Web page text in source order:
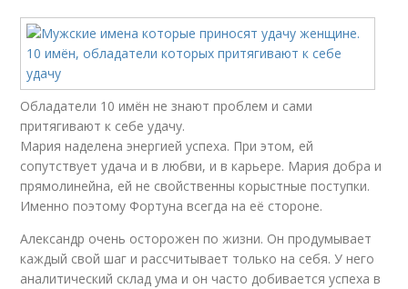
Обладатели 10 имён не знают проблем и сами
притягивают к себе удачу.
Мария наделена энергией успеха. При этом, ей
сопутствует удача и в любви, и в карьере. Мария добра и
прямолинейна, ей не свойственны корыстные поступки.
Именно поэтому Фортуна всегда на её стороне.
Александр очень осторожен по жизни. Он продумывает
каждый свой шаг и рассчитывает только на себя. У него
аналитический склад ума и он часто добивается успеха в